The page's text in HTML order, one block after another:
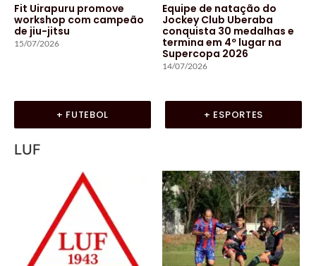
Fit Uirapuru promove
workshop com campeão
de jiu-jitsu
15/07/2026
Equipe de natação do
Jockey Club Uberaba
conquista 30 medalhas e
termina em 4º lugar na
Supercopa 2026
14/07/2026
+ FUTEBOL + ESPORTES
LUF